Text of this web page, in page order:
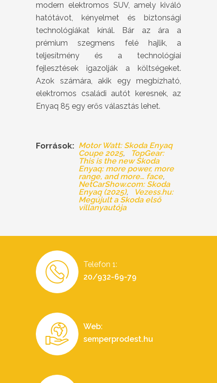
modern elektromos SUV, amely kiváló
hatótávot, kényelmet és biztonsági
technológiákat kínál. Bár az ára a
prémium szegmens felé hajlik, a
teljesítmény és a technológiai
fejlesztések igazolják a költségeket.
Azok számára, akik egy megbízható,
elektromos családi autót keresnek, az
Enyaq 85 egy erős választás lehet.
Források: Motor Watt: Skoda Enyaq
Coupe 2025
TopGear:
This is the new Skoda
Enyaq: more power, more
range, and more… face
NetCarShow.com: Skoda
Enyaq (2025)
Vezess.hu:
Megújult a Skoda első
villanyautója
Telefon 1:
20/932-69-79
Web:
semperprodest.hu